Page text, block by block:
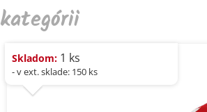
kategórii
Skladom: 1 ks
- v ext. sklade: 150 ks